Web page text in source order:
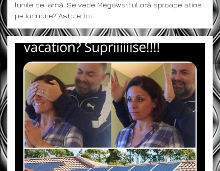
lunile de iarnă. Se vede Megawattul oră aproape atins
pe Ianuarie? Asta e tot…